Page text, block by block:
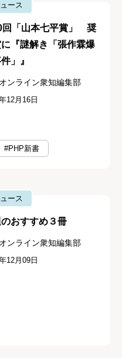
ース
回「山本七平賞」 奨
『謎解き「張作霖爆
」』
ンライン衆知編集部
12月16日
#PHP新書
ース
おすすめ３冊
ンライン衆知編集部
12月09日